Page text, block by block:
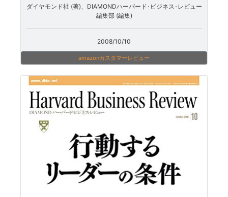
ダイヤモンド社 (著)、DIAMONDハーバード･ビジネス･レビュー
編集部 (編集)
2008/10/10
amazonカスタマーレビュー